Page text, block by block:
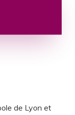
de Lyon et